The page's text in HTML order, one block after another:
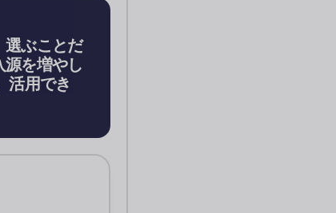
選ぶことだ
を増やし
活用でき